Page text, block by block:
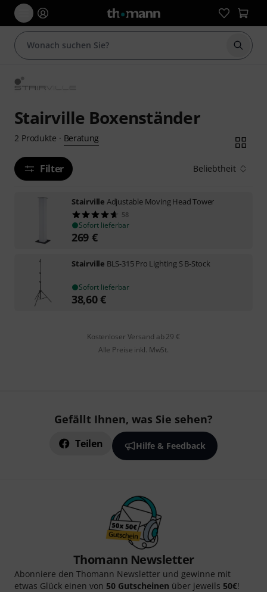
Suche
Stairville Boxenständer
2 Produkte · Beratung
Filter Beliebtheit
Stairville Adjustable Moving Head Tower
58
Sofort lieferbar
269 €
Stairville BLS-315 Pro Lighting S B-Stock
Sofort lieferbar
38,60€
Kostenloser Versand ab 29 €
Alle Preise inkl. MwSt.
Gefällt Ihnen, was Sie sehen?
Teilen Hilfe & Feedback
Thomann Newsletter
Abonniere den Thomann Newsletter und gewinne mit
etwas Glück einen von 50 Gutscheinen über jeweils 50€!